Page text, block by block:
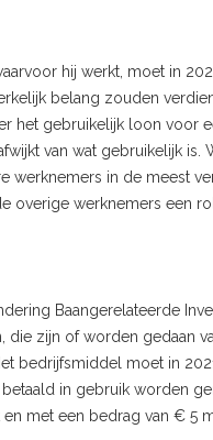
hij werkt, moet in
belang zouden
het gebruikelijk loon voor
van wat gebruikelijk is.
werknemers in de meest
overige werknemers een rol.
Baangerelateerde
die zijn of worden gedaan
bedrijfsmiddel moet in
in gebruik worden
met een bedrag van € 5